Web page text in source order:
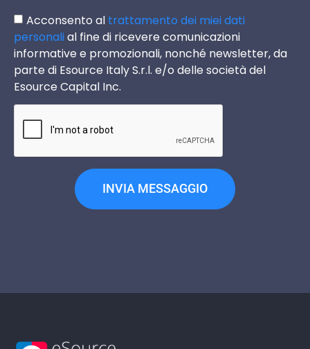
Acconsento al trattamento dei miei dati
personalial fine di ricevere comunicazioni
informative e promozionali, nonché newsletter, da
parte di Esource Italy S.r.l. e/o delle società del
Esource Capital Inc.
INVIA MESSAGGIO